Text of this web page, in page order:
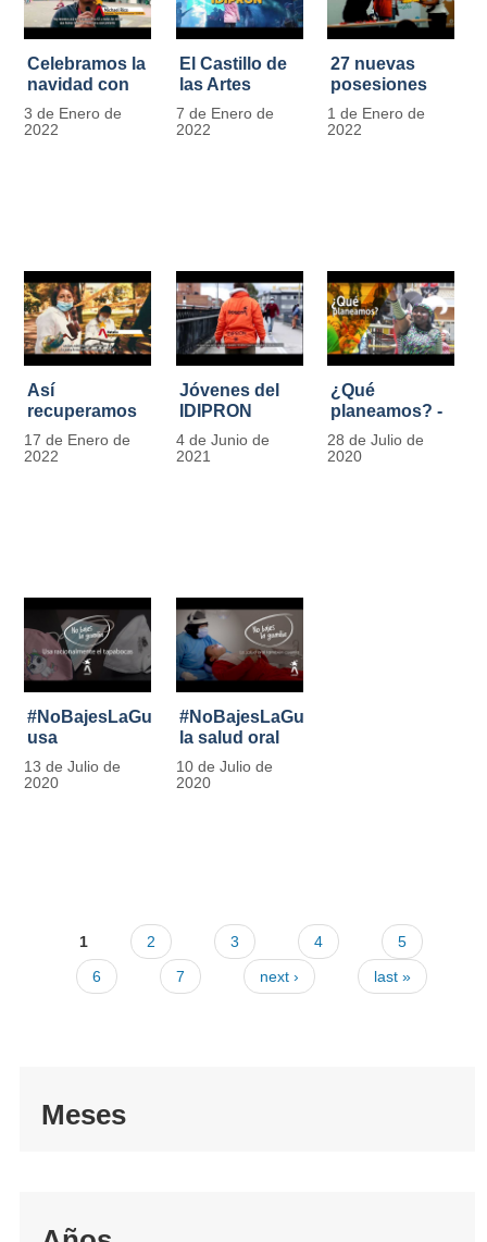
Celebramos la
navidad con
los Niños y
Niñas de los
3 de Enero de
2022
El Castillo de
las Artes
celebra su
primer año
7 de Enero de
2022
27 nuevas
posesiones
en el IDIPRON
1 de Enero de
2022
Así
recuperamos
las bancas del
Park Way
17 de Enero de
2022
Jóvenes del
IDIPRON
comprometidos
con la
4 de Junio de
2021
¿Qué
planeamos? -
Por Carlos
Marín, director
28 de Julio de
2020
#NoBajesLaGuardia:
usa
racionalmente
el tapabocas
13 de Julio de
2020
#NoBajesLaGuardia:
la salud oral
también
cuenta
10 de Julio de
2020
1 2 3 4
5
6
7 next › last »
Meses